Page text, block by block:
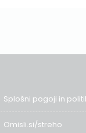
Splošni pogoji in
Omisli.si/streho